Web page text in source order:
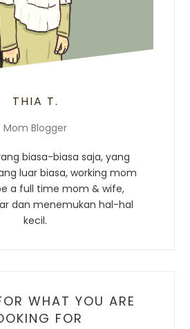
THIA T.
Mom Blogger
biasa-biasa saja, yang
luar biasa, working mom
a full time mom & wife,
dan menemukan hal-hal
kecil.
WHAT YOU ARE
FOR